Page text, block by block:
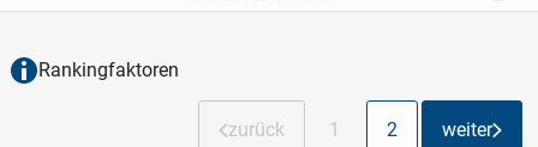
Rankingfaktoren
zurück 1 2 weiter